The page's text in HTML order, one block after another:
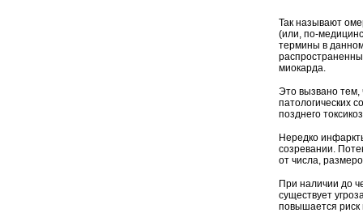
Так называют
(или, по-
термины в
миокарда.
Это вызвано тем,
патологических
позднего
Нередко
созревании.
от числа,
При наличии до
существует
повышается риск